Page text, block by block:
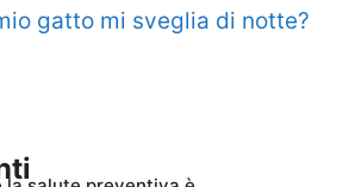
gatto mi sveglia di notte?